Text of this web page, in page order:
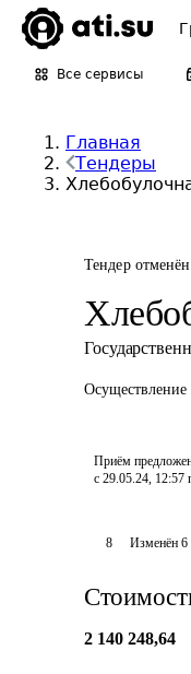
Все сервисы
Главная
Тендеры
Тендер отменён
Осуществление
Приём
с 29.05.24, 12:57
8 Изменён 6
2 140 248,64